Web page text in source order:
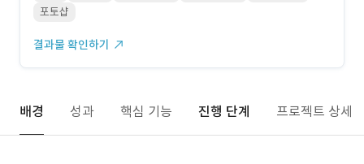
포토샵
결과물 확인하기
배경 성과 핵심 기능 진행 단계 프로젝트 상세